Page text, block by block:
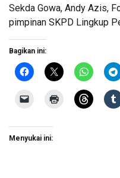
Sekda Gowa, Andy Azis,
pimpinan SKPD Lingkup
Bagikan ini:
Menyukai ini: